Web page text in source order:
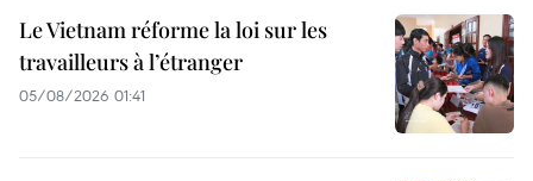
Le Vietnam réforme la loi sur les
travailleurs à l’étranger
05/08/2026 01:41